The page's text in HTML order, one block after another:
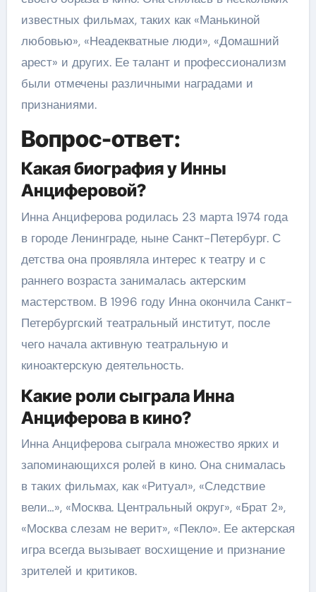
известных фильмах, таких как «Манькиной
любовью», «Неадекватные люди», «Домашний
арест» и других. Ее талант и профессионализм
были отмечены различными наградами и
признаниями.
Вопрос-ответ:
Какая биография у Инны
Анциферовой?
Инна Анциферова родилась 23 марта 1974 года
в городе Ленинграде, ныне Санкт-Петербург. С
детства она проявляла интерес к театру и с
раннего возраста занималась актерским
мастерством. В 1996 году Инна окончила Санкт-
Петербургский театральный институт, после
чего начала активную театральную и
киноактерскую деятельность.
Какие роли сыграла Инна
Анциферова в кино?
Инна Анциферова сыграла множество ярких и
запоминающихся ролей в кино. Она снималась
в таких фильмах, как «Ритуал», «Следствие
вели…», «Москва. Центральный округ», «Брат 2»,
«Москва слезам не верит», «Пекло». Ее актерская
игра всегда вызывает восхищение и признание
зрителей и критиков.